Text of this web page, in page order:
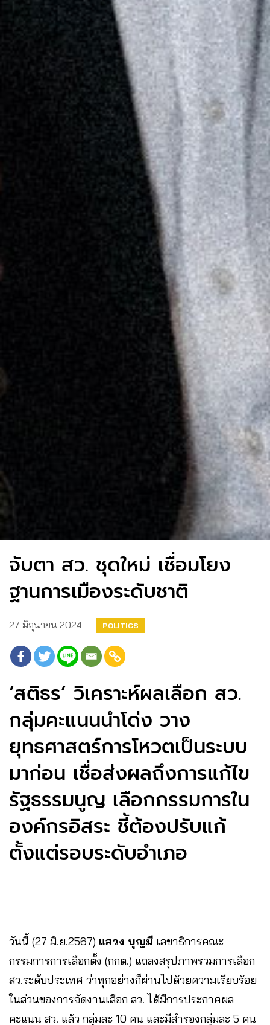
จับตา สว. ชุดใหม่ เชื่อมโยง
ฐานการเมืองระดับชาติ
27 มิถุนายน 2024 POLITICS
‘สติธร’ วิเคราะห์ผลเลือก สว.
กลุ่มคะแนนนำโด่ง วาง
ยุทธศาสตร์การโหวตเป็นระบบ
มาก่อน เชื่อส่งผลถึงการแก้ไข
รัฐธรรมนูญ เลือกกรรมการใน
องค์กรอิสระ ชี้ต้องปรับแก้
ตั้งแต่รอบระดับอำเภอ
วันนี้ (27 มิ.ย.2567) แสวง บุญมี เลขาธิการคณะ
กรรมการการเลือกตั้ง (กกต.) แถลงสรุปภาพรวมการเลือก
สว.ระดับประเทศ ว่าทุกอย่างก็ผ่านไปด้วยความเรียบร้อย
ในส่วนของการจัดงานเลือก สว. ได้มีการประกาศผล
คะแนน สว. แล้ว กลุ่มละ 10 คน และมีสำรองกลุ่มละ 5 คน